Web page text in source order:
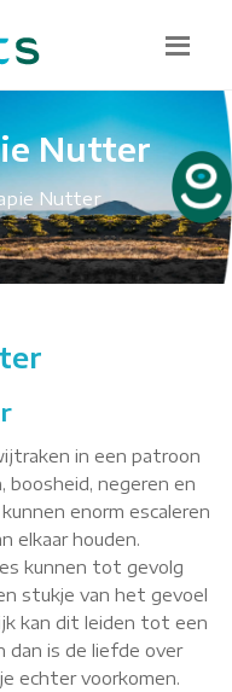
Nutter
Nutter
in een patroon
boosheid, negeren en
enorm escaleren
elkaar houden.
kunnen tot gevolg
stukje van het gevoel
kan dit leiden tot een
dan is de liefde over
echter voorkomen.